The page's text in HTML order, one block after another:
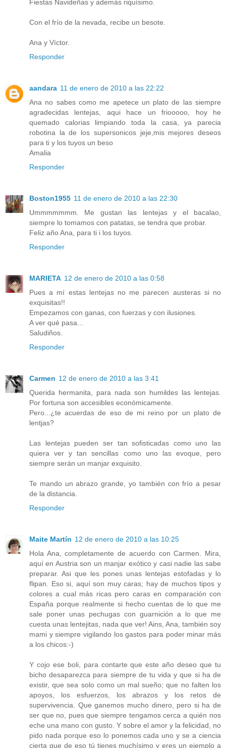
Fiestas Navideñas y además riquísimo.
Con el frío de la nevada, recibe un besote.
Ana y Víctor.
Responder
aandara 11 de enero de 2010 a las 22:22
Ana no sabes como me apetece un plato de las siempre
agradecidas lentejas, aqui hace un friooooo, hoy he
quemado calorias limpiando toda la casa, ya parecia
robotina la de los supersonicos jeje,mis mejores deseos
para ti y los tuyos un beso
Amalia
Responder
Boston1955 11 de enero de 2010 a las 22:30
Ummmmmmm. Me gustan las lentejas y el bacalao,
siempre lo tomamos con patatas, se tendra que probar.
Feliz año Ana, para ti i los tuyos.
Responder
MARIETA 12 de enero de 2010 a las 0:58
Pues a mí estas lentejas no me parecen austeras si no
exquisitas!!
Empezamos con ganas, con fuerzas y con ilusiones.
A ver qué pasa...
Saludiños.
Responder
Carmen 12 de enero de 2010 a las 3:41
Querida hermanita, para nada son humildes las lentejas.
Por fortuna son accesibles económicamente.
Pero...¿te acuerdas de eso de mi reino por un plato de
lentjas?
Las lentejas pueden ser tan sofisticadas como uno las
quiera ver y tan sencillas como uno las evoque, pero
siempre serán un manjar exquisito.
Te mando un abrazo grande, yo también con frío a pesar
de la distancia.
Responder
Maite Martín 12 de enero de 2010 a las 10:25
Hola Ana, completamente de acuerdo con Carmen. Mira,
aquí en Austria son un manjar exótico y casi nadie las sabe
preparar. Asi que les pones unas lentejas estofadas y lo
flipan. Eso si, aquí son muy caras; hay de muchos tipos y
colores a cual más ricas pero caras en comparación con
España porque realmente si hecho cuentas de lo que me
sale poner unas pechugas con guarnición a lo que me
cuesta unas lentejitas, nada que ver! Ains, Ana, también soy
mami y siempre vigilando los gastos para poder minar más
a los chicos:-)
Y cojo ese boli, para contarte que este año deseo que tu
bicho desaparezca para siempre de tu vida y que si ha de
existir, que sea solo como un mal sueño; que no falten los
apoyos, los esfuerzos, los abrazos y los retos de
supervivencia. Que ganemos mucho dinero, pero si ha de
ser que no, pues que siempre tengamos cerca a quién nos
eche una mano con gusto. Y sobre el amor y la felicidad, no
pido nada porque eso lo ponemos cada uno y se a ciencia
cierta que de eso tú tienes muchísimo y eres un ejemplo a